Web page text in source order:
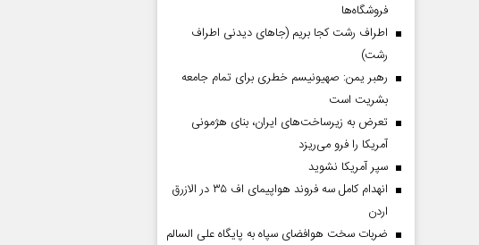
فروشگاه‌ها
اطراف رشت کجا بریم (جاهای دیدنی اطراف
رشت)
رهبر یمن: صهیونیسم خطری برای تمام جامعه
بشریت است
تعرض به زیرساخت‌های ایران، بنای هژمونی
آمریکا را فرو می‌ریزد
سپر آمریکا نشوید
انهدام کامل سه فروند هواپیمای اف ۳۵ در الازرق
اردن
ضربات سخت هوافضای سپاه به پایگاه علی السالم